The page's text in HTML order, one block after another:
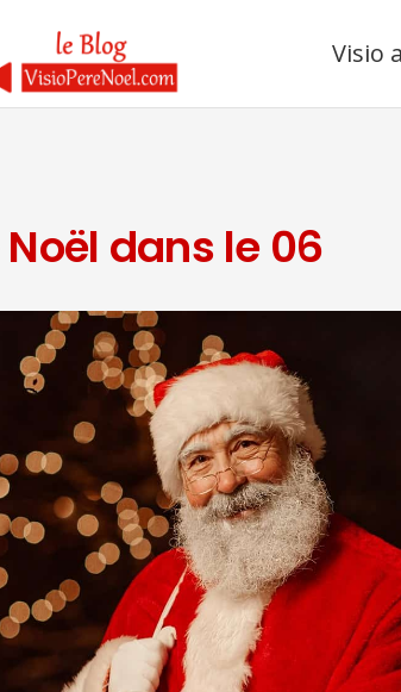
Visio
Noël dans le 06